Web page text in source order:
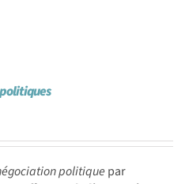
politique par